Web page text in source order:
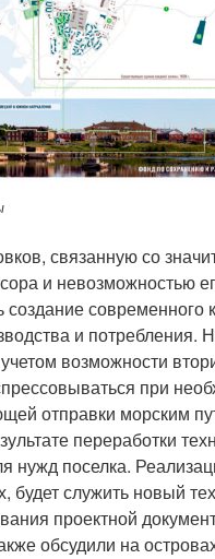
связанную со
и невозможностью
современного
и потребления.
возможности
при
отправки морским
переработки
нужд поселка.
будет служить новый
проектной
обсудили на